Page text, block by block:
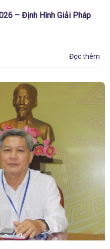
– Định Hình Giải Pháp
Đọc thêm